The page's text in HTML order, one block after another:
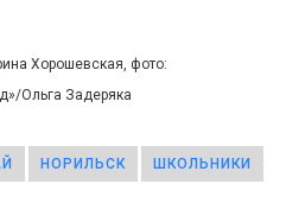
Хорошевская, фото:
Ольга Задеряка
НОРИЛЬСК ШКОЛЬНИКИ